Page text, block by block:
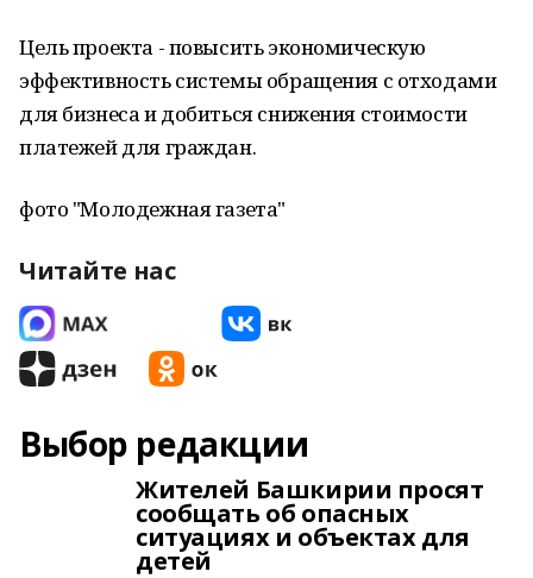
Цель проекта - повысить экономическую
эффективность системы обращения с отходами
для бизнеса и добиться снижения стоимости
платежей для граждан.
фото "Молодежная газета"
Читайте нас
Выбор редакции
Жителей Башкирии просят
сообщать об опасных
ситуациях и объектах для
детей